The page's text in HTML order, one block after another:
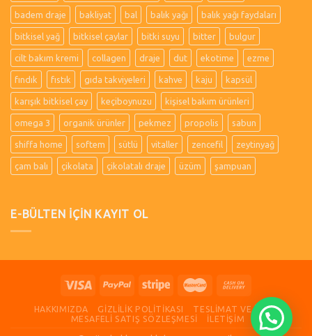
badem draje bakliyat bal balık yağı balık yağı faydaları
bitkisel yağ bitkisel çaylar bitki suyu bitter bulgur
cilt bakım kremi collagen draje dut ekotime ezme
fındık fıstık gıda takviyeleri kahve kaju kapsül
karışık bitkisel çay keçiboynuzu kişisel bakım ürünleri
omega 3 organik ürünler pekmez propolis sabun
shiffa home softem sütlü vitaller zencefil zeytinyağ
çam balı çikolata çikolatalı draje üzüm şampuan
E-BÜLTEN İÇİN KAYIT OL
HAKKIMIZDA GIZLILIK POLITIKASI
TESLIMAT VE İADE
MESAFELI SATIŞ SÖZLEŞMESI
İLETIŞIM